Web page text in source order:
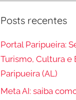
Posts recentes
Portal Paripueira:
Turismo, Cultura e
Paripueira (AL)
Meta AI: saiba